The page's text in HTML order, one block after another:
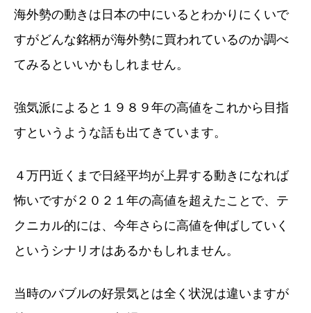
海外勢の動きは日本の中にいるとわかりにくいで
すがどんな銘柄が海外勢に買われているのか調べ
てみるといいかもしれません。
強気派によると１９８９年の高値をこれから目指
すというような話も出てきています。
４万円近くまで日経平均が上昇する動きになれば
怖いですが２０２１年の高値を超えたことで、テ
クニカル的には、今年さらに高値を伸ばしていく
というシナリオはあるかもしれません。
当時のバブルの好景気とは全く状況は違いますが